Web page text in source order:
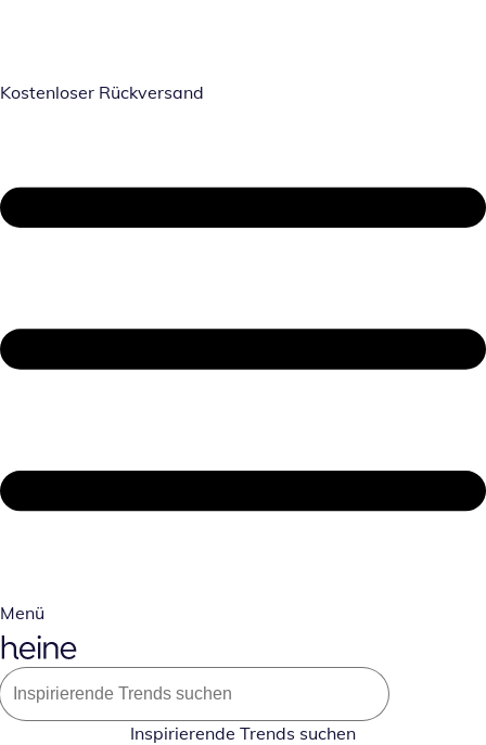
Kostenloser Rückversand
Menü
Inspirierende Trends suchen